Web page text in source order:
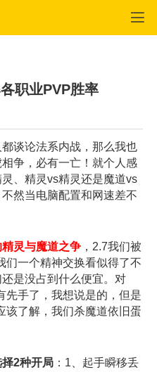
职业PVP胜率
谈论法系内战，那么我也
争，必有一亡！就个人感
、精灵vs精灵还是魔道vs
然当电脑配置和网速差不
灵与魔道之争 ，2.7我们被
们一个精神交换看似得了不
是没占到什么便宜。对
先手了，我想说是的，但是
该了解，我们杀魔道依旧蛋
2种开局 ：1、起手瞬移丢